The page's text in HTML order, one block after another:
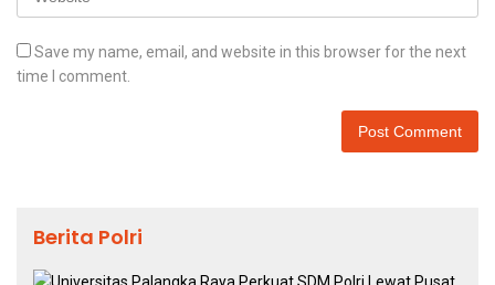
Save my name, email, and website in this browser for the next
time I comment.
Berita Polri